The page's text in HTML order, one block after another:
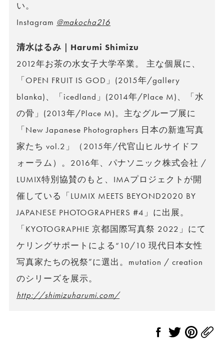
い。
Instagram @makocha216
清水はるみ｜Harumi Shimizu
2012年お茶の水女子大学卒業。 主な個展に、
「OPEN FRUIT IS GOD」(2015年/gallery
blanka)、「icedland」(2014年/Place M)、「水
の骨」(2013年/Place M)。主なグループ展に
「New Japanese Photographers 日本の新進写真
家たち vol.2」（2015年/代官山ヒルサイドフ
ォーラム）。2016年、パナソニック株式会社 /
LUMIX特別協賛のもと、IMAプロジェクトが開
催している「LUMIX MEETS BEYOND2020 BY
JAPANESE PHOTOGRAPHERS #4」に出展。
「KYOTOGRAPHIE 京都国際写真祭 2022」にて
ケリングサポートによる“10/10 現代日本女性
写真家たちの祝祭”に選出。mutation / creation
のシリーズを展示。
http://shimizuharumi.com/